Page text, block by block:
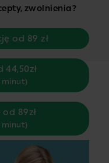
zwolnienia?
od 89 zł
44,50zł
minut)
89zł
minut)